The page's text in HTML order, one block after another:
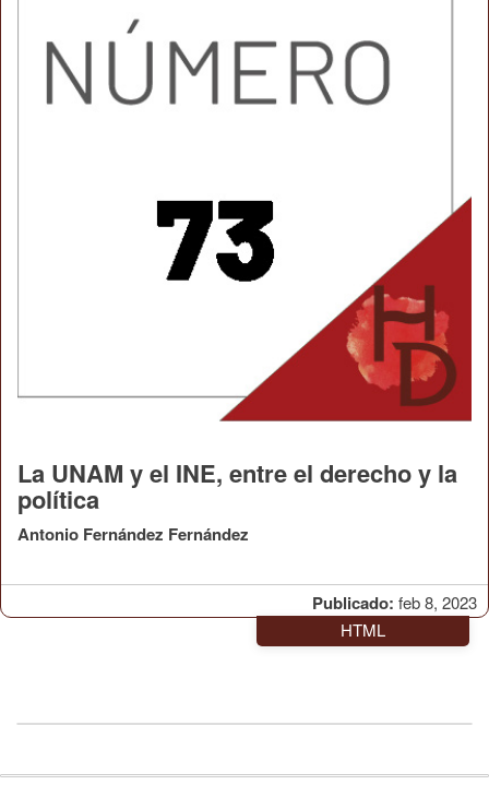
Publicado: feb 8, 2023
La UNAM y el INE, entre el derecho y la
política
Antonio Fernández Fernández
HTML